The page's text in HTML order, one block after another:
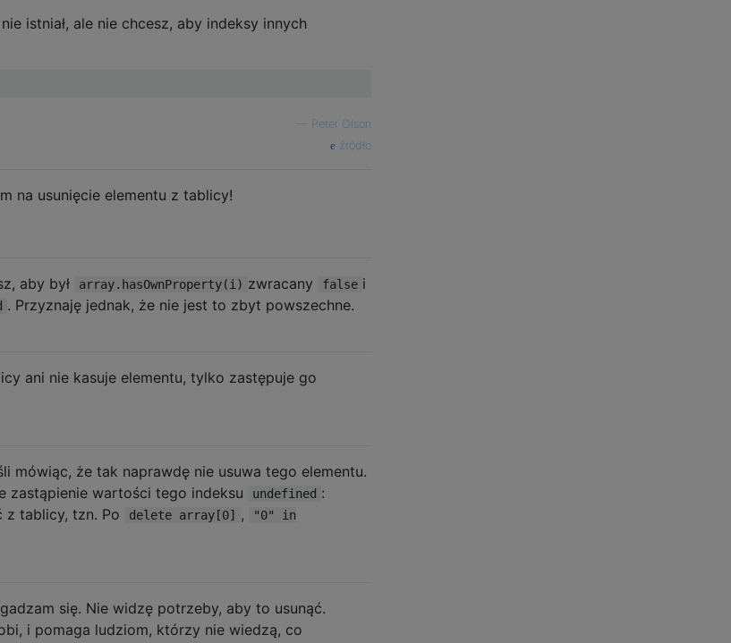
istniał, ale nie chcesz, aby indeksy innych
Peter Olson
źródło
na usunięcie elementu z tablicy!
aby był array.hasOwnProperty(i) zwracany false i
. Przyznaję jednak, że nie jest to zbyt powszechne.
ani nie kasuje elementu, tylko zastępuje go
mówiąc, że tak naprawdę nie usuwa tego elementu.
zastąpienie wartości tego indeksu
undefined :
z tablicy, tzn. Po
delete array[0] ,
"0" in
się. Nie widzę potrzeby, aby to usunąć.
i pomaga ludziom, którzy nie wiedzą, co